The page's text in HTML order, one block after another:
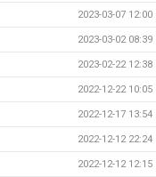
2023-03-07 12:00
2023-03-02 08:39
2023-02-22 12:38
2022-12-22 10:05
2022-12-17 13:54
2022-12-12 22:24
2022-12-12 12:15